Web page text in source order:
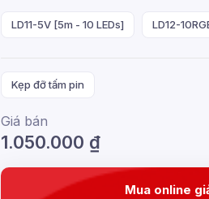
LD11-5V [5m - 10 LEDs] LD12-
Kẹp đỡ tấm pin
Giá bán
1.050.000 ₫
Mua online